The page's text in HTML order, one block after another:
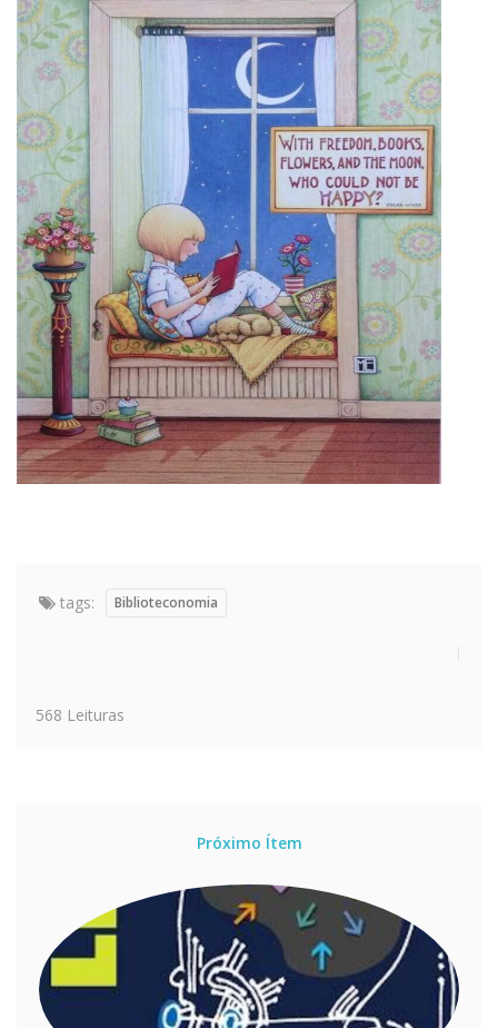
tags: Biblioteconomia
568 Leituras
Próximo Ítem